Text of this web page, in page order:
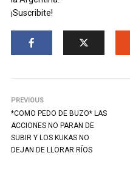
¡Suscribite!
PREVIOUS
*COMO PEDO DE BUZO* LAS
ACCIONES NO PARAN DE
SUBIR Y LOS KUKAS NO
DEJAN DE LLORAR RÍOS